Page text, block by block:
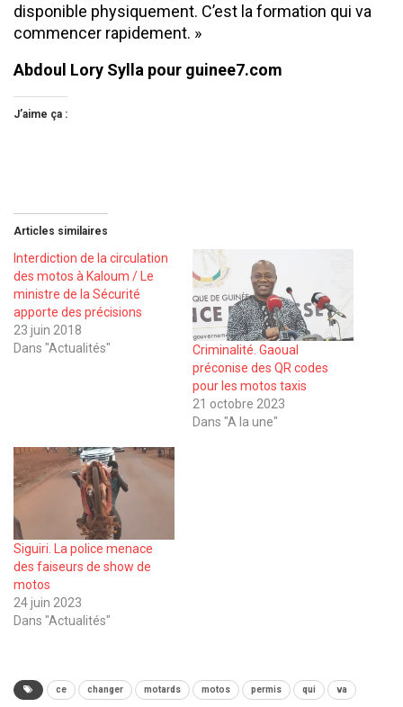
disponible physiquement. C’est la formation qui va
commencer rapidement. »
Abdoul Lory Sylla pour guinee7.com
J’aime ça :
Articles similaires
Interdiction de la circulation
des motos à Kaloum / Le
ministre de la Sécurité
apporte des précisions
23 juin 2018
Dans "Actualités"
Criminalité. Gaoual
préconise des QR codes
pour les motos taxis
21 octobre 2023
Dans "A la une"
Siguiri. La police menace
des faiseurs de show de
motos
24 juin 2023
Dans "Actualités"
ce changer motards motos permis qui va